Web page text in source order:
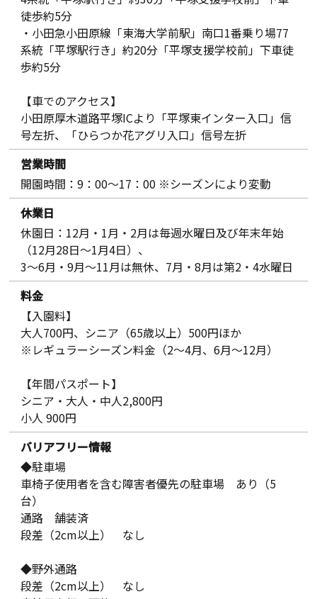
徒歩約5分
・小田急小田原線「東海大学前駅」南口1番乗り場77
系統「平塚駅行き」約20分「平塚支援学校前」下車徒
歩約5分
【車でのアクセス】
小田原厚木道路平塚ICより「平塚東インター入口」信
号左折、「ひらつか花アグリ入口」信号左折
営業時間
開園時間：9：00～17：00 ※シーズンにより変動
休業日
休園日：12月・1月・2月は毎週水曜日及び年末年始
（12月28日～1月4日）、
3〜6月・9月〜11月は無休、7月・8月は第2・4水曜日
料金
【入園料】
大人700円、シニア（65歳以上）500円ほか
※レギュラーシーズン料金（2～4月、6月～12月）
【年間パスポート】
シニア・大人・中人2,800円
小人 900円
バリアフリー情報
◆駐車場
車椅子使用者を含む障害者優先の駐車場 あり（5
台）
通路 舗装済
段差（2cm以上） なし
◆野外通路
段差（2cm以上） なし